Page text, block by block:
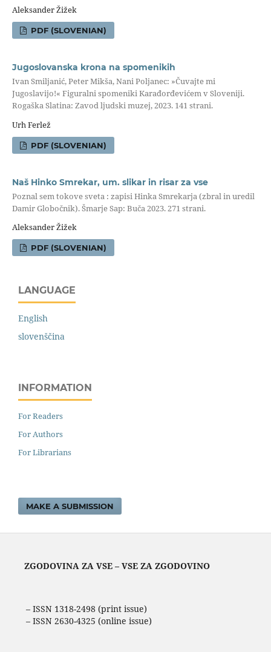
Aleksander Žižek
PDF (SLOVENIAN)
Jugoslovanska krona na spomenikih
Ivan Smiljanić, Peter Mikša, Nani Poljanec: »Čuvajte mi
Jugoslavijo!« Figuralni spomeniki Karađorđevićem v Sloveniji.
Rogaška Slatina: Zavod ljudski muzej, 2023. 141 strani.
Urh Ferlež
PDF (SLOVENIAN)
Naš Hinko Smrekar, um. slikar in risar za vse
Poznal sem tokove sveta : zapisi Hinka Smrekarja (zbral in uredil
Damir Globočnik). Šmarje Sap: Buča 2023. 271 strani.
Aleksander Žižek
PDF (SLOVENIAN)
LANGUAGE
English
slovenščina
INFORMATION
For Readers
For Authors
For Librarians
MAKE A SUBMISSION
ZGODOVINA ZA VSE – VSE ZA ZGODOVINO
– ISSN 1318-2498 (print issue)
– ISSN 2630-4325 (online issue)